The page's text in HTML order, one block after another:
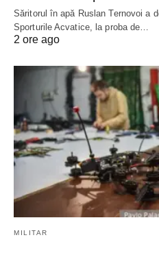
Săritorul în apă Ruslan Ternovoi a
Sporturile Acvatice, la proba de…
2 ore ago
MILITAR